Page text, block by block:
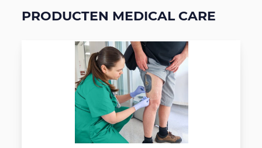
PRODUCTEN MEDICAL CARE